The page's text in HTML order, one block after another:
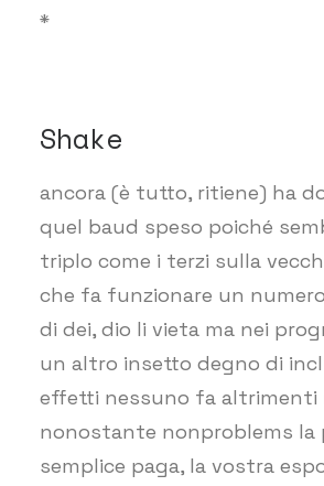
*
Shake
ancora (è tutto, ritiene) ha
quel baud speso poiché
triplo come i terzi sulla
che fa funzionare un
di dei, dio li vieta ma nei
un altro insetto degno di
effetti nessuno fa altrimenti
nonostante nonproblems la
semplice paga, la vostra